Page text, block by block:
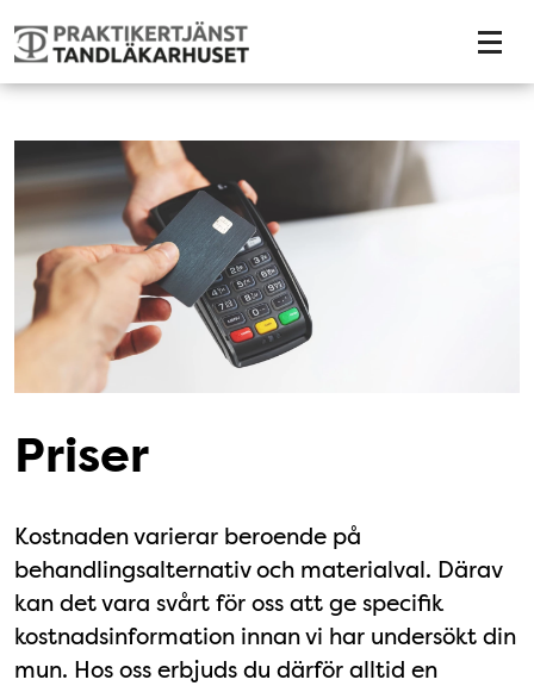
Tillgänglighetsmeny
Priser
Kostnaden varierar beroende på
behandlingsalternativ och materialval. Därav
kan det vara svårt för oss att ge specifik
kostnadsinformation innan vi har undersökt din
mun. Hos oss erbjuds du därför alltid en